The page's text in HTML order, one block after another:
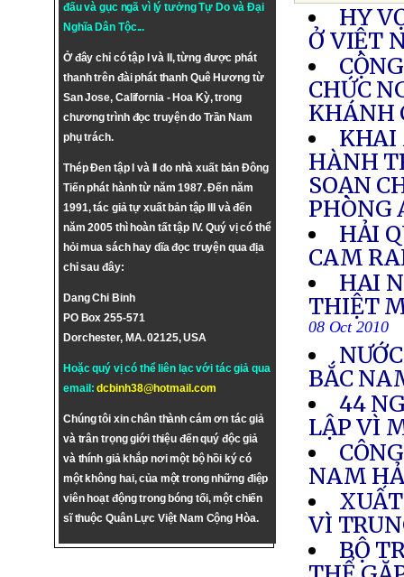
đấu và gục ngã vì lý tưởngTự DovàĐại
Nghĩa Dân Tộc...
Ở đây chỉ có tập I và II, từng được phát
thanh trên đài phát thanh Quê Hương từ
San Jose, California - Hoa Kỳ, trong
chương trình đọc truyện do Trần Nam
phụ trách.
Thép Đen tập I và II do nhà xuất bản Đông
Tiến phát hành từ năm 1987. Đến năm
1991, tác giả tự xuất bản tập III và đến
năm 2005 thì hoàn tất tập IV. Quý vị có thể
hỏi mua sách hay dĩa đọc truyện qua địa
chỉ sau đây:
Dang Chi Binh
PO Box 255-571
Dorchester, MA. 02125, USA
Hoặc quý vị có thể liên lạc với tác giả qua
email:dcbinh38@hotmail.com
Chúng tôi xin chân thành cám ơn tác giả
và trân trọng giới thiệu đến quý độc giả
và thính giả khắp nơi một bộ hồi ký có
một không hai, của một trong những điệp
viên hoạt động trong bóng tối, một chiến
sĩ thuộc Quân Lực Việt Nam Cộng Hòa.
HY
Ở VIỆT
CHỨC
KHÁNH
KHAI
HÀNH
SOẠN
PHÒNG
HẢI
CAM
HAI
THIỆT
08 Oct 2010
BẮC
44
LẬP VÌ
NAM
VÌ
BỘ